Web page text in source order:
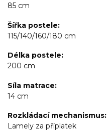
85 cm
Šířka postele
115/140/160/180 cm
Délka postele
200 cm
Síla matrace
14 cm
Rozkládací mechanismus
Lamely za příplatek